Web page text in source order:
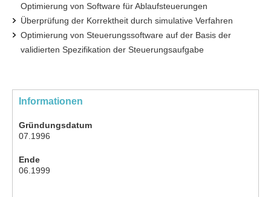
Optimierung von Software für Ablaufsteuerungen
Überprüfung der Korrektheit durch simulative Verfahren
Optimierung von Steuerungssoftware auf der Basis der
validierten Spezifikation der Steuerungsaufgabe
Informationen
Gründungsdatum
07.1996
Ende
06.1999